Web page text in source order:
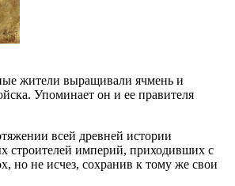
жители выращивали ячмень и
Упоминает он и ее правителя
всей древней истории
строителей империй, приходивших с
но не исчез, сохранив к тому же свои